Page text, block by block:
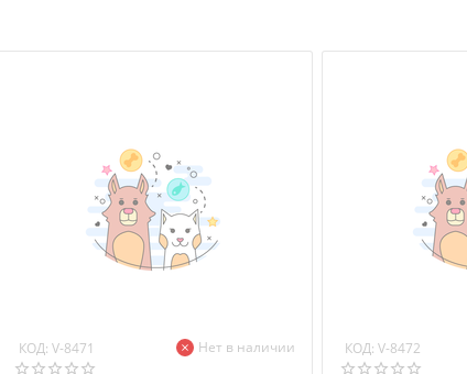
КОД: V-8471 Нет в наличии КОД: V-8472